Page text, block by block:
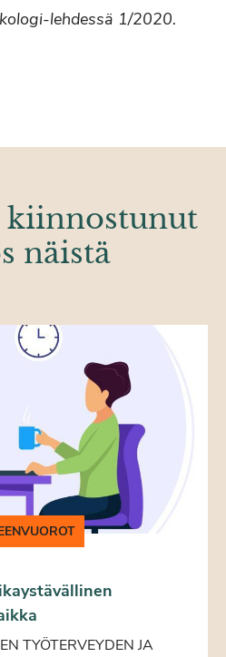
lehdessä 1/2020.
kiinnostunut
näistä
TYÖTERVEYDEN JA